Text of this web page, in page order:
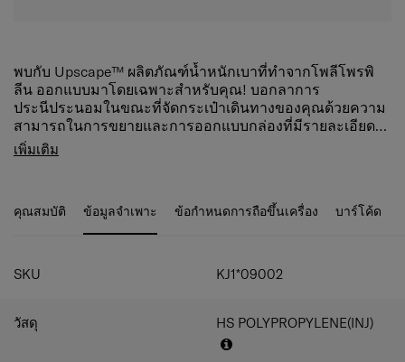
พบกับ Upscape™ ผลิตภัณฑ์น้ำหนักเบาที่ทำจากโพลีโพรพิ
ลีน ออกแบบมาโดยเฉพาะสำหรับคุณ! บอกลาการ
ประนีประนอมในขณะที่จัดกระเป๋าเดินทางของคุณด้วยความ
สามารถในการขยายและการออกแบบกล่องที่มีรายละเอียดสี
เงิน เพลิดเพลินกับการเดินทางที่ไร้กังวลด้วยคุณสมบัติ
มากมาย เช่น ล้อกันสะเทือน ที่จับท่อคู่ และตัวล็อค TSA®* ใน
จากขวดพลาสติก PET รีไซเคิลนั้นมีความพิเศษเพียงเล็กน้อย
เท่านั้น การตกแต่งภายในที่ใช้งานได้จริงประกอบด้วยตัวแบ่ง
คุณสมบัติสินค้า
เส้นซิปแบบกลับด้าน
สามารถขยายขนาดเพื่อเพิ่มความจุได้
เพิ่มเติม
คุณสมบัติ ข้อมูลจำเพาะ ข้อกำหนดการถือขึ้นเครื่อง บาร์โค้ด
SKU KJ1*09002
วัสดุ HS POLYPROPYLENE(INJ)